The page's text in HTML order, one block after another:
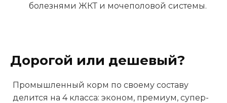
болезнями ЖКТ и мочеполовой системы.
Дорогой или дешевый?
Промышленный корм по своему составу
делится на 4 класса: эконом, премиум, супер-